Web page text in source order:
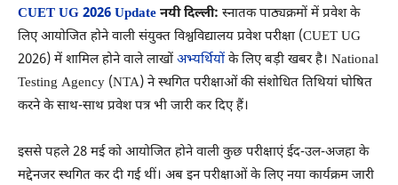
CUET UG 2026 Update नयी दिल्ली: स्नातक पाठ्यक्रमों में प्रवेश के
लिए आयोजित होने वाली संयुक्त विश्वविद्यालय प्रवेश परीक्षा (CUET UG
2026) में शामिल होने वाले लाखों अभ्यर्थियोंके लिए बड़ी खबर है। National
Testing Agency (NTA) ने स्थगित परीक्षाओं की संशोधित तिथियां घोषित
करने के साथ-साथ प्रवेश पत्र भी जारी कर दिए हैं।
इससे पहले 28 मई को आयोजित होने वाली कुछ परीक्षाएं ईद-उल-अजहा के
मद्देनजर स्थगित कर दी गई थीं। अब इन परीक्षाओं के लिए नया कार्यक्रम जारी